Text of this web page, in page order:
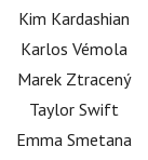
Kim Kardashian
Karlos Vémola
Marek Ztracený
Taylor Swift
Emma Smetana